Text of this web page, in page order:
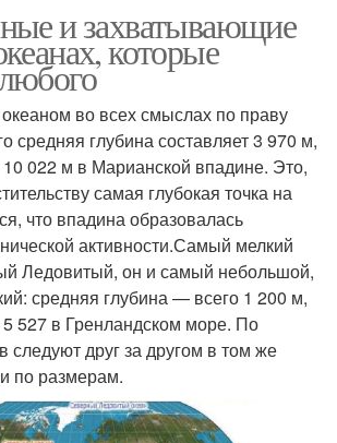
и захватывающие
которые
во всех смыслах по праву
средняя глубина составляет 3 970 м,
022 м в Марианской впадине. Это,
самая глубокая точка на
что впадина образовалась
активности.Самый мелкий
Ледовитый, он и самый небольшой,
средняя глубина — всего 1 200 м,
527 в Гренландском море. По
следуют друг за другом в том же
по размерам.